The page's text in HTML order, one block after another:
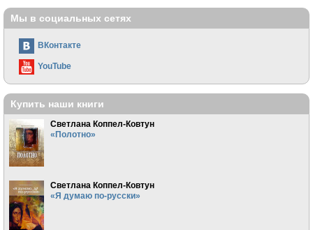
Мы в социальных сетях
ВКонтакте
YouTube
Купить наши книги
Светлана Коппел-Ковтун
«Полотно»
Светлана Коппел-Ковтун
«Я думаю по-русски»